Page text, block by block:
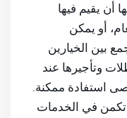
أن يقيم فيها
أو يمكن
بين الخيارين
وتأجيرها عند
استفادة ممكنة.
تكمن في الخدمات